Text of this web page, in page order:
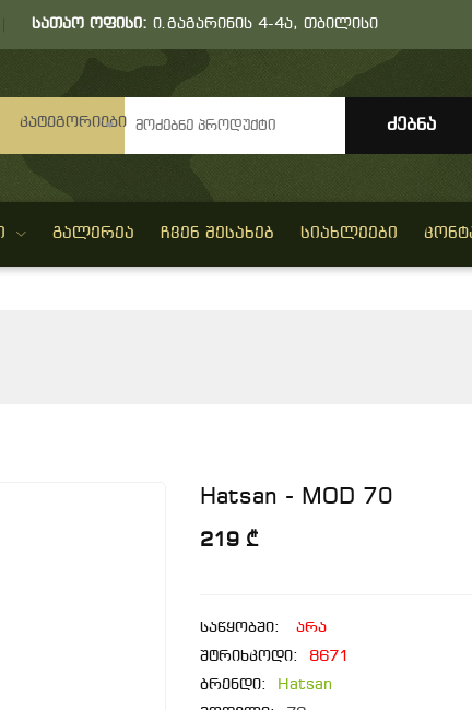
სათაო ოფისი: ი.გაგარინის 4-4ა, თბილისი
Კატეგორიები
ᲒᲐᲚᲔᲠᲔᲐ ᲩᲕᲔᲜ ᲨᲔᲡᲐᲮᲔᲑ ᲡᲘᲐᲮᲚᲔᲔᲑᲘ
Hatsan - MOD 70
219 ₾
საწყობში:
არა
შტრიხკოდი:
8671
ბრენდი:
Hatsan